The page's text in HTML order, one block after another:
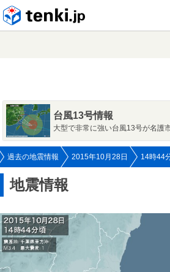
台風13号情報
大型で非常に強い台風13号が名護
過去の地震情報 2015年10月28日 14時44
地震情報